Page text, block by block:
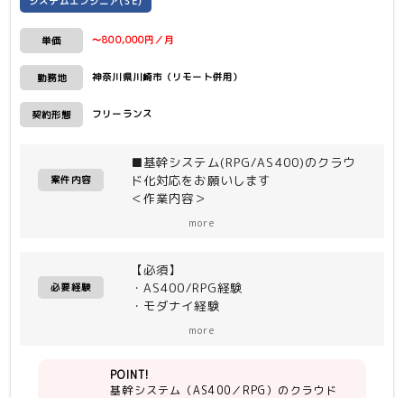
単価 〜800,000円／月
勤務地 神奈川県川崎市（リモート併用）
契約形態 フリーランス
案件内容
■基幹システム(RPG/AS400)のクラウ
ド化対応をお願いします
＜作業内容＞
＜詳細＞
・AS400/RPG → Javaマイグレーショ
像の検討等
more
必要経験
【必須】
・AS400/RPG経験
・モダナイ経験
more
POINT!
基幹システム（AS400／RPG）のクラウド